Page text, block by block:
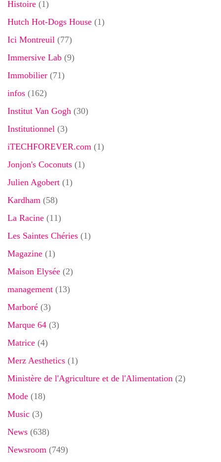
Histoire (1)
Hutch Hot-Dogs House (1)
Ici Montreuil (77)
Immersive Lab (9)
Immobilier (71)
infos (162)
Institut Van Gogh (30)
Institutionnel (3)
iTECHFOREVER.com (1)
Jonjon's Coconuts (1)
Julien Agobert (1)
Kardham (58)
La Racine (11)
Les Saintes Chéries (1)
Magazine (1)
Maison Elysée (2)
management (13)
Marboré (3)
Marque 64 (3)
Matrice (4)
Merz Aesthetics (1)
Ministère de l'Agriculture et de l'Alimentation (2)
Mode (18)
Music (3)
News (638)
Newsroom (749)